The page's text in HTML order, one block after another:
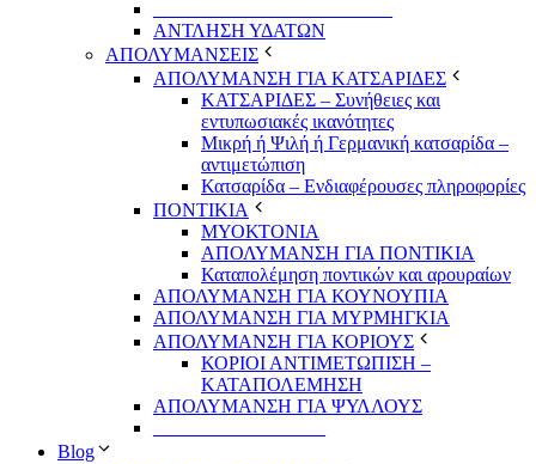
ΑΝΤΛΗΣΗ ΥΔΑΤΩΝ
ΑΠΟΛΥΜΑΝΣΕΙΣ
ΑΠΟΛΥΜΑΝΣΗ ΓΙΑ ΚΑΤΣΑΡΙΔΕΣ
ΚΑΤΣΑΡΙΔΕΣ – Συνήθειες και
εντυπωσιακές ικανότητες
Μικρή ή Ψιλή ή Γερμανική κατσαρίδα –
αντιμετώπιση
Κατσαρίδα – Ενδιαφέρουσες πληροφορίες
ΠΟΝΤΙΚΙΑ
ΜΥΟΚΤΟΝΙΑ
ΑΠΟΛΥΜΑΝΣΗ ΓΙΑ ΠΟΝΤΙΚΙΑ
Καταπολέμηση ποντικών και αρουραίων
ΑΠΟΛΥΜΑΝΣΗ ΓΙΑ ΚΟΥΝΟΥΠΙΑ
ΑΠΟΛΥΜΑΝΣΗ ΓΙΑ ΜΥΡΜΗΓΚΙΑ
ΑΠΟΛΥΜΑΝΣΗ ΓΙΑ ΚΟΡΙΟΥΣ
ΚΟΡΙΟΙ ΑΝΤΙΜΕΤΩΠΙΣΗ –
ΚΑΤΑΠΟΛΕΜΗΣΗ
ΑΠΟΛΥΜΑΝΣΗ ΓΙΑ ΨΥΛΛΟΥΣ
Blog